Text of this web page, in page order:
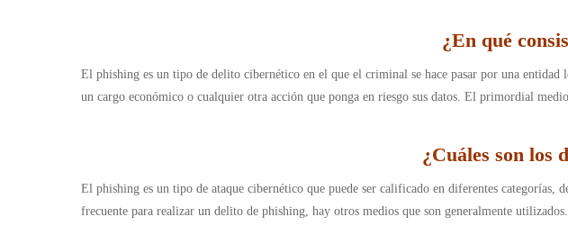
¿En qué
El phishing es un tipo de delito cibernético en el que el criminal se hace pasar por una
un cargo económico o cualquier otra acción que ponga en riesgo sus datos. El primordial
¿Cuáles son los
El phishing es un tipo de ataque cibernético que puede ser calificado en diferentes
frecuente para realizar un delito de phishing, hay otros medios que son generalmente utilizados.